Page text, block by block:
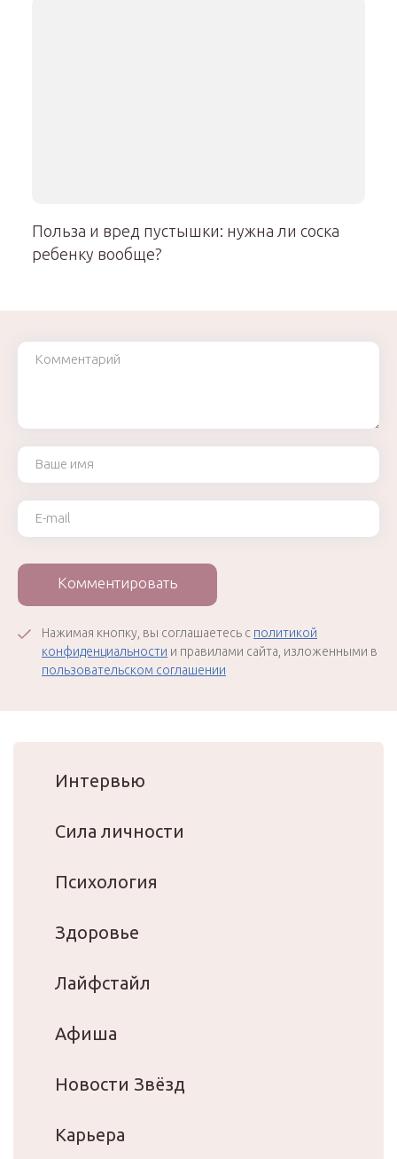
Польза и вред пустышки: нужна ли соска
ребенку вообще?
Комментарий
Ваше имя
Ваш e-mail
Комментировать
Нажимая кнопку, вы соглашаетесь с политикой
конфиденциальности и правилами сайта, изложенными в
пользовательском соглашении
Интервью
Сила личности
Психология
Здоровье
Лайфстайл
Афиша
Новости Звёзд
Карьера